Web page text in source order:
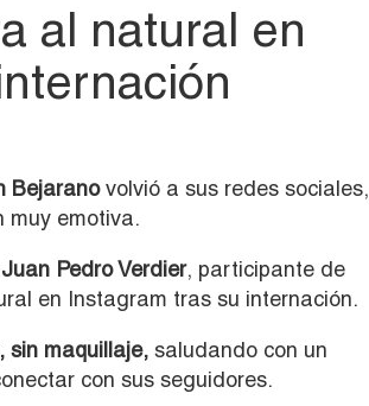
al natural en
Bejaranovolvió a sus redes sociales,
muy emotiva.
Juan Pedro Verdier, participante de
en Instagram tras su internación.
sin maquillaje, saludando con un
con sus seguidores.